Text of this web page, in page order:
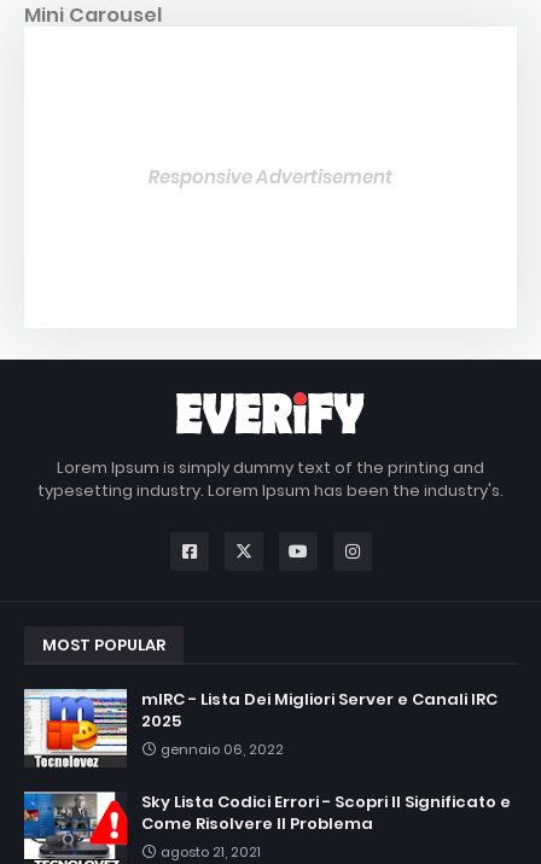
Mini Carousel
Responsive Advertisement
Lorem Ipsum is simply dummy text of the printing and
typesetting industry. Lorem Ipsum has been the industry's.
MOST POPULAR
mIRC - Lista Dei Migliori Server e Canali IRC
2025
gennaio 06, 2022
Sky Lista Codici Errori - Scopri Il Significato e
Come Risolvere Il Problema
agosto 21, 2021